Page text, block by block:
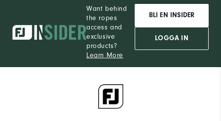
Want behind
the ropes
access and
exclusive
products?
Learn More
BLI EN INSIDER
LOGGA IN